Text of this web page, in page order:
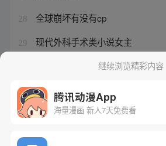
28 全球崩坏有没有cp
29 现代外科手术类小说女主
外科手术小说排行榜继续浏览精彩内容
腾讯动漫App
海量漫画 新人7天免费看